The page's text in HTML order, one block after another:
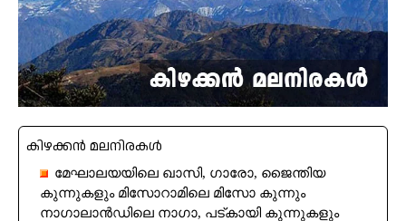
കിഴക്കൻ മലനിരകൾ
മേഘാലയയിലെ ഖാസി, ഗാരോ, ജൈന്തിയ
കുന്നുകളും മിസോറാമിലെ മിസോ കുന്നും
നാഗാലാൻഡിലെ നാഗാ, പട്കായി കുന്നുകളും